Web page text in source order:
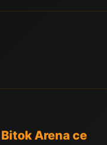
Arena се